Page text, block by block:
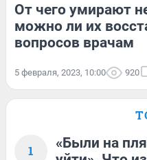
От чего умирают
можно ли их
вопросов врачам
5 февраля, 2023, 10:00 920
1
«Были на